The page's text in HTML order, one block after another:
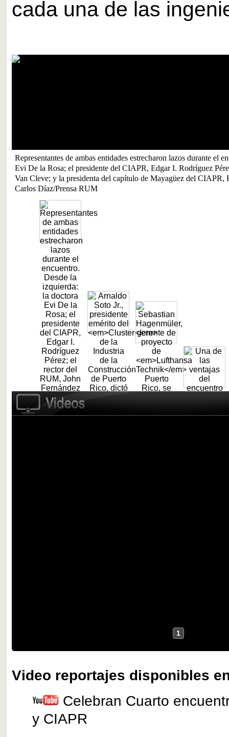
cada una de las
entidades estrecharon lazos durante el encuentro. Desde la
del CIAPR, Edgar I. Rodríguez Pérez; el rector del RUM,
del capítulo de Mayagüez del CIAPR, Hilianet González.
1
Video reportajes disponibles
Celebran Cuarto
y CIAPR